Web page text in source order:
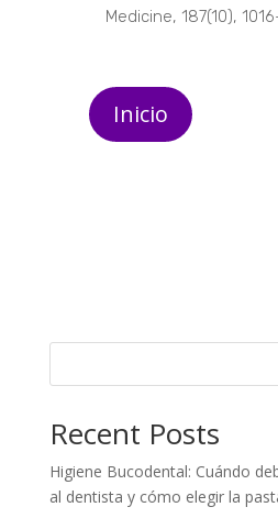
Medicine, 187(10),
Inicio
Recent Posts
Higiene Bucodental: Cuándo
al dentista y cómo elegir la